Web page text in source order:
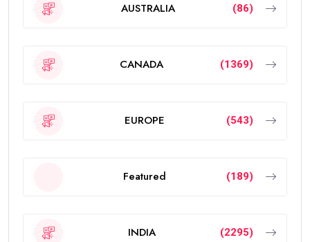
AUSTRALIA (86)
CANADA (1369)
EUROPE (543)
Featured (189)
INDIA (2295)